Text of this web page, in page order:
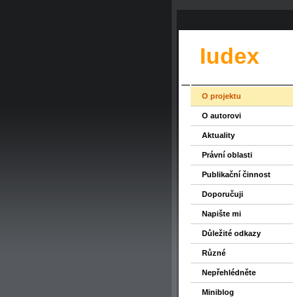
Iudex
O projektu
O autorovi
Aktuality
Právní oblasti
Publikační činnost
Doporučuji
Napište mi
Důležité odkazy
Různé
Nepřehlédněte
Miniblog